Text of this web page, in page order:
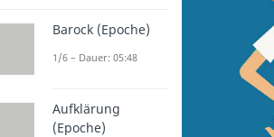
Barock (Epoche)
1/6 – Dauer: 05:48
Aufklärung
(Epoche)